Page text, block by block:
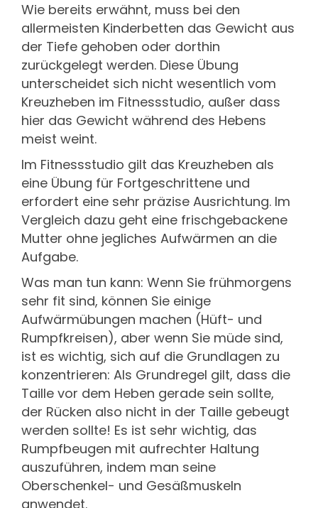
Wie bereits erwähnt, muss bei den
allermeisten Kinderbetten das Gewicht aus
der Tiefe gehoben oder dorthin
zurückgelegt werden. Diese Übung
unterscheidet sich nicht wesentlich vom
Kreuzheben im Fitnessstudio, außer dass
hier das Gewicht während des Hebens
meist weint.
Im Fitnessstudio gilt das Kreuzheben als
eine Übung für Fortgeschrittene und
erfordert eine sehr präzise Ausrichtung. Im
Vergleich dazu geht eine frischgebackene
Mutter ohne jegliches Aufwärmen an die
Aufgabe.
Was man tun kann: Wenn Sie frühmorgens
sehr fit sind, können Sie einige
Aufwärmübungen machen (Hüft- und
Rumpfkreisen), aber wenn Sie müde sind,
ist es wichtig, sich auf die Grundlagen zu
konzentrieren: Als Grundregel gilt, dass die
Taille vor dem Heben gerade sein sollte,
der Rücken also nicht in der Taille gebeugt
werden sollte! Es ist sehr wichtig, das
Rumpfbeugen mit aufrechter Haltung
auszuführen, indem man seine
Oberschenkel- und Gesäßmuskeln
anwendet.